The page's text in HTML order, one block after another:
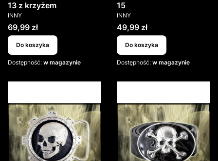
13 z krzyżem
PRODUCENT
INNY
Cena
69,99 zł
Do koszyka
Dostępność: w magazynie
15
PRODUCENT
INNY
Cena
49,99 zł
Do koszyka
Dostępność: w magazynie